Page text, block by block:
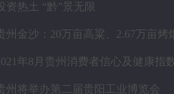
资热土 “黔”景无限
州金沙：20万亩高粱、2.67万亩烤
年8月贵州消费者信心及健康指
州将举办第二届贵阳工业博览会